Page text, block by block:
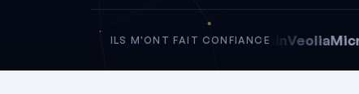
ILS M'ONT FAIT CONFIANCE
La PosteSaint-GobainVeolia